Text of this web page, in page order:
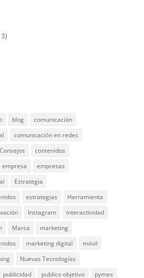
blog
comunicación
comunicación en redes
Consejos
contenidos
empresa
empresas
Estrategia
estrategias
Herramienta
Instagram
interactividad
Marca
marketing
marketing digital
móvil
Nuevas Tecnologías
publicidad publico objetivo pymes